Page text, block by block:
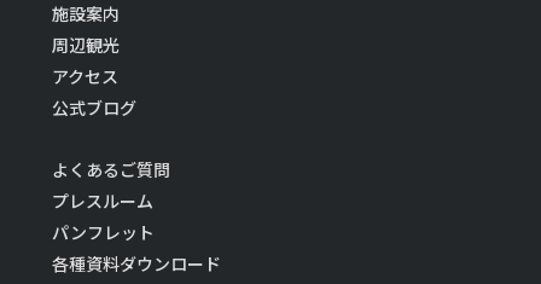
施設案内
周辺観光
アクセス
公式ブログ
よくあるご質問
プレスルーム
パンフレット
各種資料ダウンロード